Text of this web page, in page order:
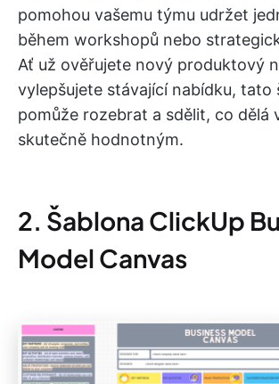
pomohou vašemu týmu udržet
během workshopů nebo
Ať už ověřujete nový produktový
vylepšujete stávající nabídku, tato
pomůže rozebrat a sdělit, co dělá
skutečně hodnotným.
2. Šablona ClickUp
Model Canvas